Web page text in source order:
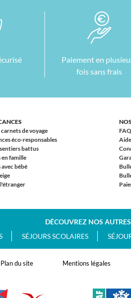
Paiement en
fois sans frais
carnets de voyage
éco-responsables
battus
en famille
bébé
FAQ
DÉCOUVREZ NOS
SÉJOURS SCOLAIRES
Plan du site Mentions légales